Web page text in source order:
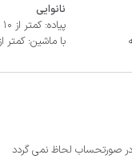
نانوایی
پیاده: کمتر از 10 دقیقه
با ماشین: کمتر از 5 دقیقه